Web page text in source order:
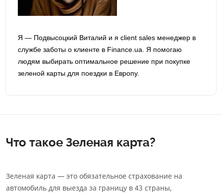
Я — Подвысоцкий Виталий и я сlient sales менеджер в
службе заботы о клиенте в Finance.ua. Я помогаю
людям выбирать оптимальное решение при покупке
зеленой карты для поездки в Европу.
Что такое Зеленая карта?
Зеленая карта — это обязательное страхование на
автомобиль для выезда за границу в 43 страны,